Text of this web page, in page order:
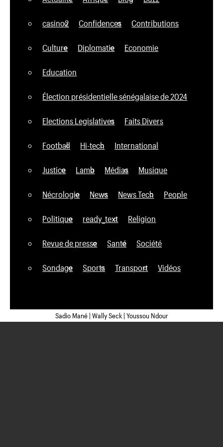
casino2 Confidences Contributions
Culture Diplomatie Economie
Education
Élection présidentielle sénégalaise de 2024
Elections Legislatives Faits Divers
Football Hi-tech International
Justice Lamb Médias Musique
Nécrologie News News Tech People
Politique ready_text Religion
Revue de presse Santé Société
Sondage Sports Transport Vidéos
Sadio Mané | Wally Seck | Youssou Ndour